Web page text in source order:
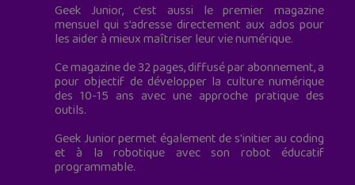
Geek Junior, c’est aussi le premier magazine
mensuel qui s’adresse directement aux ados pour
les aider à mieux maîtriser leur vie numérique.
Ce magazine de 32 pages, diffusé par abonnement, a
pour objectif de développer la culture numérique
des 10-15 ans avec une approche pratique des
outils.
Geek Junior permet également de s'initier au coding
et à la robotique avec son robot éducatif
programmable.